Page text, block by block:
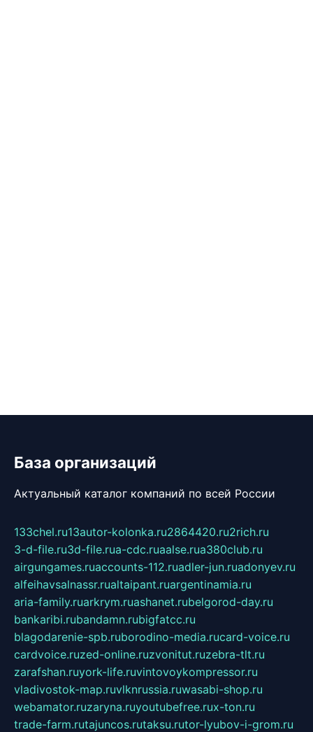
База организаций
Актуальный каталог компаний по всей России
133chel.ru13autor-kolonka.ru2864420.ru2rich.ru
3-d-file.ru3d-file.rua-cdc.ruaalse.rua380club.ru
airgungames.ruaccounts-112.ruadler-jun.ruadonyev.ru
alfeihavsalnassr.rualtaipant.ruargentinamia.ru
aria-family.ruarkrym.ruashanet.rubelgorod-day.ru
bankaribi.rubandamn.rubigfatcc.ru
blagodarenie-spb.ruborodino-media.rucard-voice.ru
cardvoice.ruzed-online.ruzvonitut.ruzebra-tlt.ru
zarafshan.ruyork-life.ruvintovoykompressor.ru
vladivostok-map.ruvlknrussia.ruwasabi-shop.ru
webamator.ruzaryna.ruyoutubefree.rux-ton.ru
trade-farm.rutajuncos.rutaksu.rutor-lyubov-i-grom.ru